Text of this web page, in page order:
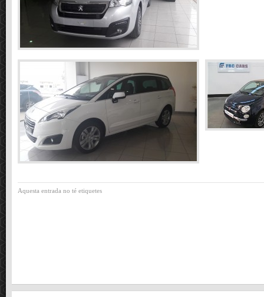
Aquesta entrada no té etiquetes